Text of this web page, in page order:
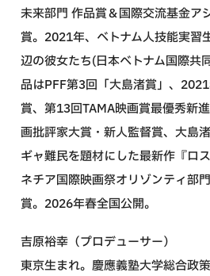
未来部門 作品賞＆国際交流基金ア
賞。2021年、ベトナム人技能実習
辺の彼女たち(日本ベトナム国際共
品はPFF第3回「大島渚賞」、
賞、第13回TAMA映画賞最優秀新
画批評家大賞・新人監督賞、大島
ギャ難民を題材にした最新作『ロ
ネチア国際映画祭オリゾンティ部
賞。2026年春全国公開。
吉原裕幸（プロデューサー）
東京生まれ。慶應義塾大学総合政